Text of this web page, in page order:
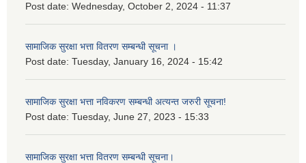
Post date: Wednesday, October 2, 2024 - 11:37
सामाजिक सुरक्षा भत्ता वितरण सम्बन्धी सूचना ।
Post date: Tuesday, January 16, 2024 - 15:42
सामाजिक सुरक्षा भत्ता नविकरण सम्बन्धी अत्यन्त जरुरी सूचना!
Post date: Tuesday, June 27, 2023 - 15:33
सामाजिक सुरक्षा भत्ता वितरण सम्बन्धी सूचना।